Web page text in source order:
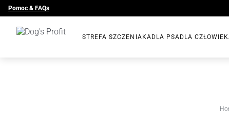
Pomoc & FAQs
STREFA SZCZENIAKA DLA PSA DLA